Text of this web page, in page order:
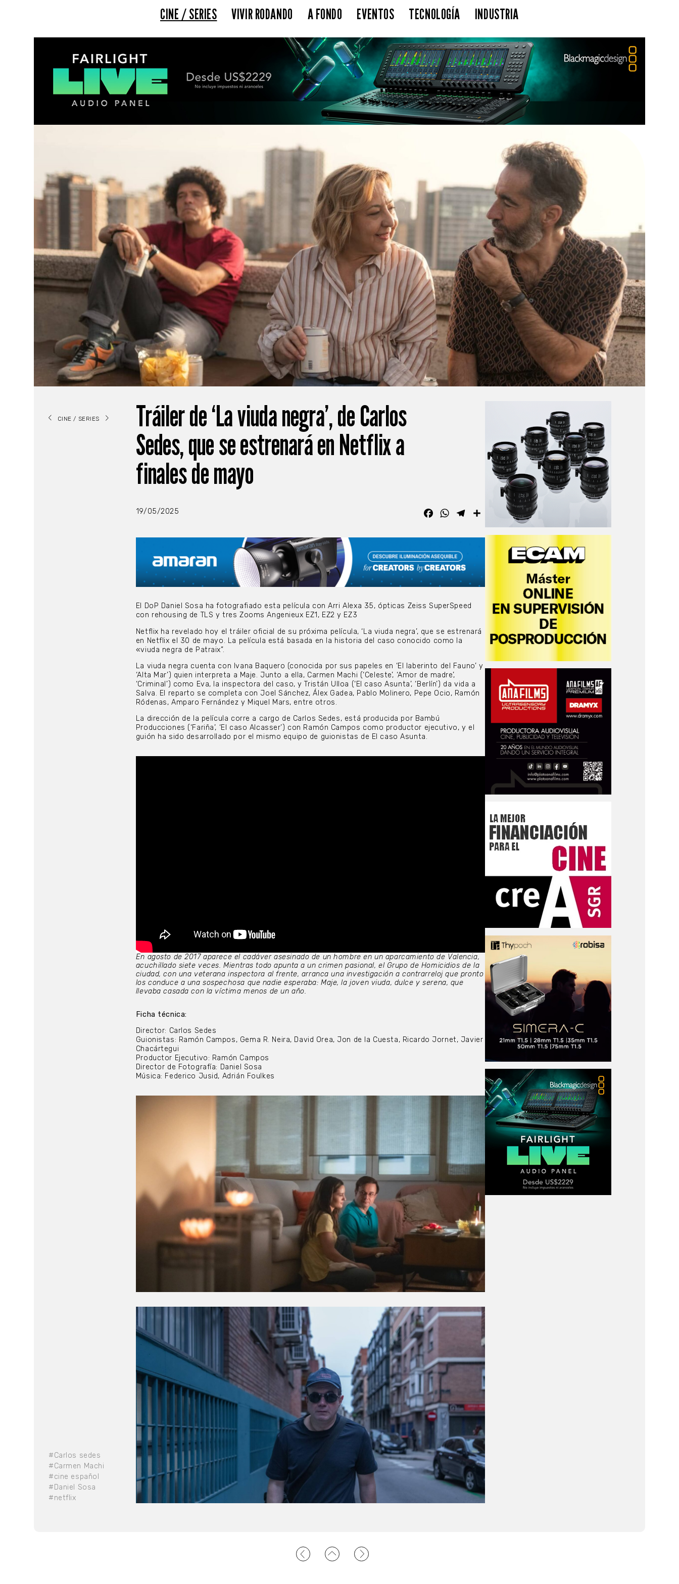
CINE / SERIES VIVIR RODANDO A FONDO EVENTOS TECNOLOGÍA INDUSTRIA
CINE / SERIES
#Carlos sedes
#Carmen Machi
#cine español
#Daniel Sosa
#netflix
Tráiler de ‘La viuda negra’, de Carlos
Sedes, que se estrenará en Netflix a
finales de mayo
19/05/2025 FacebookWhatsAppTelegramCompartir
El DoP Daniel Sosa ha fotografiado esta película con Arri Alexa 35, ópticas Zeiss SuperSpeed
con rehousing de TLS y tres Zooms Angenieux EZ1, EZ2 y EZ3
Netflix ha revelado hoy el tráiler oficial de su próxima película, ‘La viuda negra’, que se estrenará
en Netflix el 30 de mayo. La película está basada en la historia del caso conocido como la
«viuda negra de Patraix”.
La viuda negra cuenta con Ivana Baquero (conocida por sus papeles en ‘El laberinto del Fauno’ y
‘Alta Mar’) quien interpreta a Maje. Junto a ella, Carmen Machi (‘Celeste’, ‘Amor de madre’,
‘Criminal’) como Eva, la inspectora del caso, y Tristán Ulloa (‘El caso Asunta’, ‘Berlín’) da vida a
Salva. El reparto se completa con Joel Sánchez, Álex Gadea, Pablo Molinero, Pepe Ocio, Ramón
Ródenas, Amparo Fernández y Miquel Mars, entre otros.
La dirección de la película corre a cargo de Carlos Sedes, está producida por Bambú
Producciones (‘Fariña’, ‘El caso Alcasser’) con Ramón Campos como productor ejecutivo, y el
guión ha sido desarrollado por el mismo equipo de guionistas de El caso Asunta.
En agosto de 2017 aparece el cadáver asesinado de un hombre en un aparcamiento de Valencia,
acuchillado siete veces. Mientras todo apunta a un crimen pasional, el Grupo de Homicidios de la
ciudad, con una veterana inspectora al frente, arranca una investigación a contrarreloj que pronto
los conduce a una sospechosa que nadie esperaba: Maje, la joven viuda, dulce y serena, que
llevaba casada con la víctima menos de un año.
Ficha técnica:
Director: Carlos Sedes
Guionistas: Ramón Campos, Gema R. Neira, David Orea, Jon de la Cuesta, Ricardo Jornet, Javier
Chacártegui
Productor Ejecutivo: Ramón Campos
Director de Fotografía: Daniel Sosa
Música: Federico Jusid, Adrián Foulkes